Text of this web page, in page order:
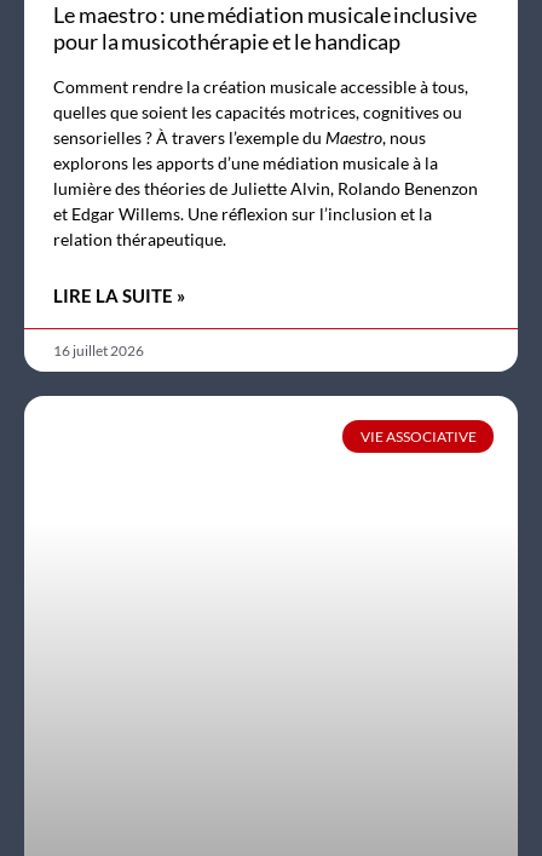
Le maestro : une médiation musicale inclusive
pour la musicothérapie et le handicap
Comment rendre la création musicale accessible à tous,
quelles que soient les capacités motrices, cognitives ou
sensorielles ? À travers l’exemple du Maestro, nous
explorons les apports d’une médiation musicale à la
lumière des théories de Juliette Alvin, Rolando Benenzon
et Edgar Willems. Une réflexion sur l’inclusion et la
relation thérapeutique.
LIRE LA SUITE »
16 juillet 2026
VIE ASSOCIATIVE